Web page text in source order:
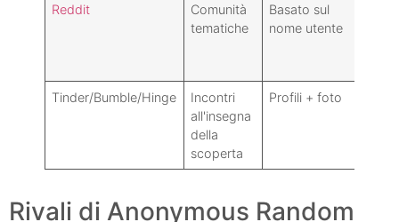
Reddit
Comunità
tematiche
Basato sul
nome utente
Tinder/Bumble/Hinge
Incontri
all'insegna
della
scoperta
Profili + foto
Rivali di Anonymous Random